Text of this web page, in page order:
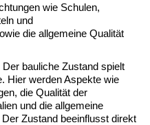
wie Schulen,
und
die allgemeine Qualität
Der bauliche Zustand spielt
Hier werden Aspekte wie
die Qualität der
und die allgemeine
Zustand beeinflusst direkt